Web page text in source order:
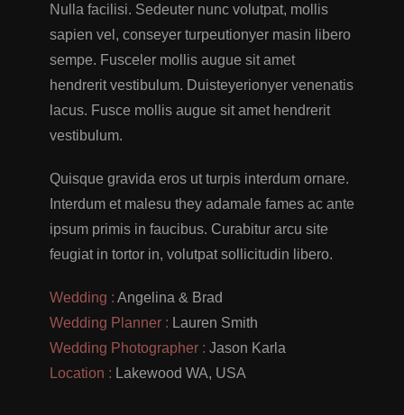
Nulla facilisi. Sedeuter nunc volutpat, mollis
sapien vel, conseyer turpeutionyer masin libero
sempe. Fusceler mollis augue sit amet
hendrerit vestibulum. Duisteyerionyer venenatis
lacus. Fusce mollis augue sit amet hendrerit
vestibulum.
Quisque gravida eros ut turpis interdum ornare.
Interdum et malesu they adamale fames ac ante
ipsum primis in faucibus. Curabitur arcu site
feugiat in tortor in, volutpat sollicitudin libero.
Wedding : Angelina & Brad
Wedding Planner : Lauren Smith
Wedding Photographer : Jason Karla
Location : Lakewood WA, USA